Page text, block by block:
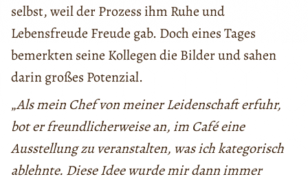
selbst, weil der Prozess ihm Ruhe und
Lebensfreude Freude gab. Doch eines Tages
bemerkten seine Kollegen die Bilder und sahen
darin großes Potenzial.
„Als mein Chef von meiner Leidenschaft erfuhr,
bot er freundlicherweise an, im Café eine
Ausstellung zu veranstalten, was ich kategorisch
ablehnte. Diese Idee wurde mir dann immer